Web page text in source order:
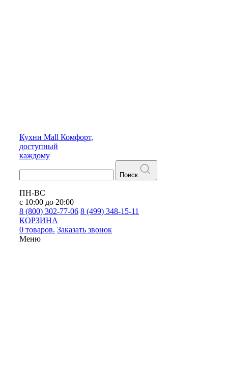
Кухни Mall Комфорт,
доступный
каждому
Поиск
ПН-ВС
с 10:00 до 20:00
8 (800) 302-77-06 8 (499) 348-15-11
КОРЗИНА
0 товаров. Заказать звонок
Меню